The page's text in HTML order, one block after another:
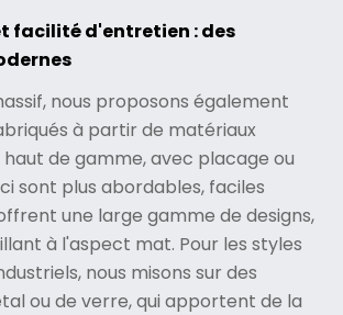
facilité d'entretien : des
nous proposons également
à partir de matériaux
haut de gamme, avec placage ou
sont plus abordables, faciles
une large gamme de designs,
à l'aspect mat. Pour les styles
nous misons sur des
ou de verre, qui apportent de la